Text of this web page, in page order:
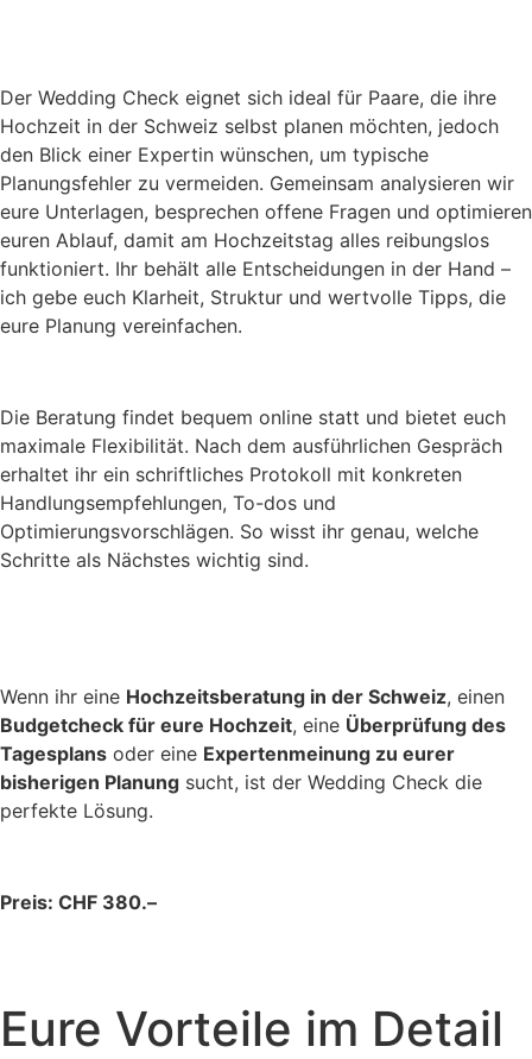
Der Wedding Check eignet sich ideal für Paare, die ihre
Hochzeit in der Schweiz selbst planen möchten, jedoch
den Blick einer Expertin wünschen, um typische
Planungsfehler zu vermeiden. Gemeinsam analysieren wir
eure Unterlagen, besprechen offene Fragen und optimieren
euren Ablauf, damit am Hochzeitstag alles reibungslos
funktioniert. Ihr behält alle Entscheidungen in der Hand –
ich gebe euch Klarheit, Struktur und wertvolle Tipps, die
eure Planung vereinfachen.
Die Beratung findet bequem online statt und bietet euch
maximale Flexibilität. Nach dem ausführlichen Gespräch
erhaltet ihr ein schriftliches Protokoll mit konkreten
Handlungsempfehlungen, To-dos und
Optimierungsvorschlägen. So wisst ihr genau, welche
Schritte als Nächstes wichtig sind.
Wenn ihr eine Hochzeitsberatung in der Schweiz, einen
Budgetcheck für eure Hochzeit, eine Überprüfung des
Tagesplans oder eine Expertenmeinung zu eurer
bisherigen Planung sucht, ist der Wedding Check die
perfekte Lösung.
Preis: CHF 380.–
Eure Vorteile im Detail